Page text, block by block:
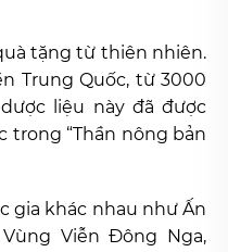
tặng từ thiên nhiên.
Trung Quốc, từ 3000
liệu này đã được
“Thần nông bản
gia khác nhau như Ấn
Viễn Đông Nga,